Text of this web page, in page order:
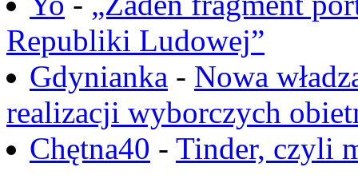
Republiki Ludowej”
Gdynianka - Nowa
realizacji wyborczych
Chętna40 - Tinder, czyli